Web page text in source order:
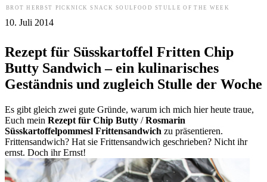
BROT HERBST PICKNICK SNACK SOULFOOD STULLE OF THE WEEK
10. Juli 2014
Rezept für Süsskartoffel Fritten Chip
Butty Sandwich – ein kulinarisches
Geständnis und zugleich Stulle der Woche
Es gibt gleich zwei gute Gründe, warum ich mich hier heute traue,
Euch mein Rezept für Chip Butty /Rosmarin
Süsskartoffelpommesl Frittensandwich zu präsentieren.
Frittensandwich? Hat sie Frittensandwich geschrieben? Nicht ihr
ernst. Doch ihr Ernst!